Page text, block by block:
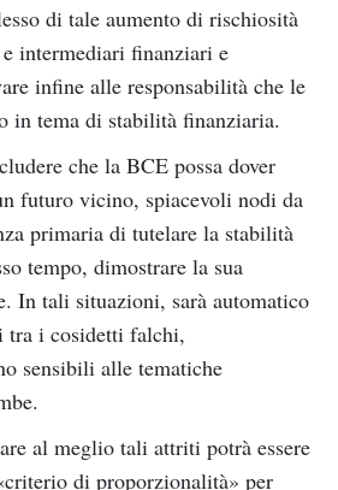
di tale aumento di rischiosità
intermediari finanziari e
infine alle responsabilità che le
in tema di stabilità finanziaria.
che la BCE possa dover
futuro vicino, spiacevoli nodi da
primaria di tutelare la stabilità
tempo, dimostrare la sua
In tali situazioni, sarà automatico
tra i cosidetti falchi,
sensibili alle tematiche
al meglio tali attriti potrà essere
di proporzionalità» per